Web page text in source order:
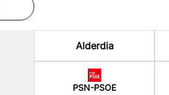
Alderdia
PSN-PSOE